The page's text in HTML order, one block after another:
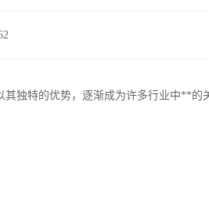
独特的优势，逐渐成为许多行业中**的